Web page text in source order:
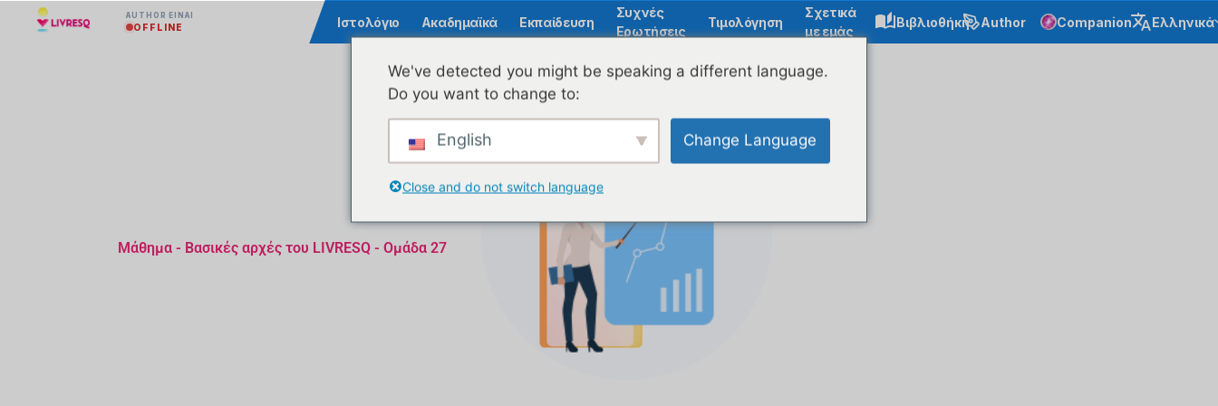
AUTHOR ΕΊΝΑΙ
OFFLINE Κοινότητα Ιστολόγιο Ακαδημαϊκά Εκπαίδευση
Συχνές
Ερωτήσεις
Τιμολόγηση
Σχετικά
με εμάς
Βιβλιοθήκη Author Companion Ελληνικά
Μάθημα - Βασικές αρχές του LIVRESQ - Ομάδα 27
We've detected you might be speaking a different language.
Do you want to change to:
English Change Language
Close and do not switch language